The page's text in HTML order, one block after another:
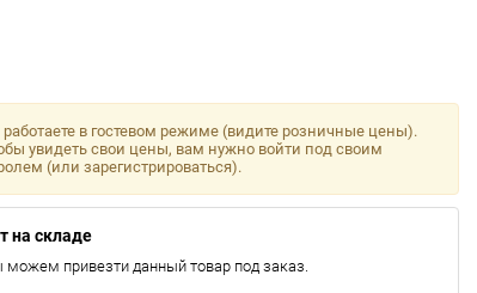
в гостевом режиме (видите розничные цены).
увидеть свои цены, вам нужно войти под своим
(или зарегистрироваться).
на складе
привезти данный товар под заказ.